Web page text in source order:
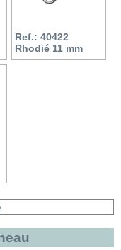
Ref.: 40422
Rhodié 11 mm